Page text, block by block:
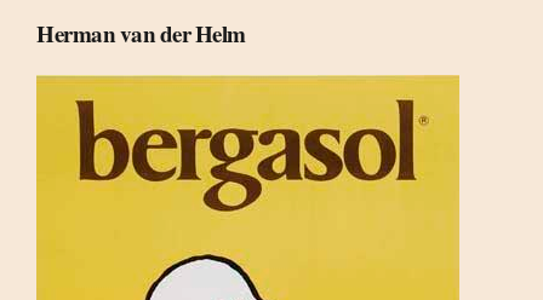
Herman van der Helm